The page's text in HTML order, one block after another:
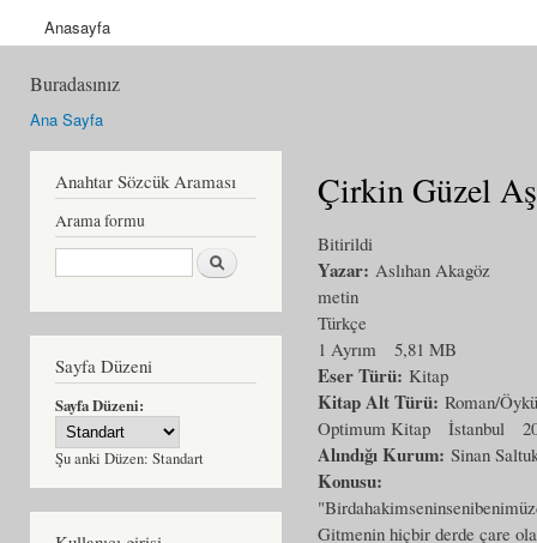
Anasayfa
Buradasınız
Ana Sayfa
Anahtar Sözcük Araması
Arama formu
Ara
Sayfa Düzeni
Sayfa Düzeni:
Şu anki Düzen: Standart
Çirkin Güzel
Bitirildi
Yazar: Aslıhan Akagöz
metin
Türkçe
1 Ayrım
5,81 MB
Eser Türü: Kitap
Kitap Alt Türü: Roman/Öykü
Optimum Kitap
İstanbul
Alındığı Kurum: Sinan
Konusu:
Gitmenin hiçbir derde çare